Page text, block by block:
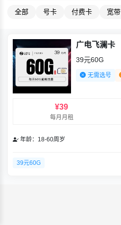
全部 号卡 付费卡 宽带
广电飞澜卡
39元60G
无需选号
¥39
每月月租
年龄：18-60周岁
39元60G